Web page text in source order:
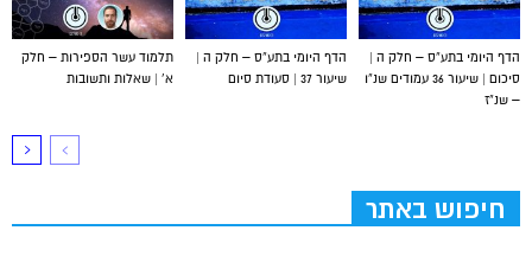
תלמוד עשר הספירות – חלק
א’ | שאלות ותשובות
הדף היומי בתע”ס – חלק ה |
שיעור 37 | סעודת סיום
הדף היומי בתע”ס – חלק ה |
סיכום | שיעור 36 עמודים שנ”ו
– שנ”ז
חיפוש באתר